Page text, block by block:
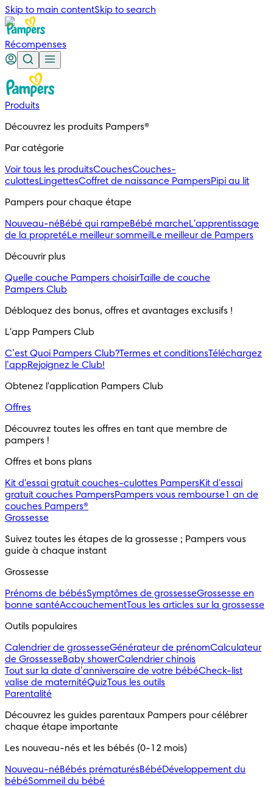
Skip to main contentSkip to search
Récompenses
Produits
Découvrez les produits Pampers®
Par catégorie
Voir tous les produitsCouchesCouches-
culottesLingettesCoffret de naissance PampersPipi au lit
Pampers pour chaque étape
Nouveau-néBébé qui rampeBébé marcheL'apprentissage
de la propretéLe meilleur sommeil Le meilleur de Pampers
Découvrir plus
Quelle couche Pampers choisirTaille de couche
Pampers Club
Débloquez des bonus, offres et avantages exclusifs !
L'app Pampers Club
C’est Quoi Pampers Club?Termes et conditionsTéléchargez
l’appRejoignez le Club!
Obtenez l'application Pampers Club
Offres
Découvrez toutes les offres en tant que membre de
pampers !
Offres et bons plans
Kit d'essai gratuit couches-culottes PampersKit d'essai
gratuit couches PampersPampers vous rembourse1 an de
couches Pampers®
Grossesse
Suivez toutes les étapes de la grossesse ; Pampers vous
guide à chaque instant
Grossesse
Prénoms de bébésSymptômes de grossesseGrossesse en
bonne santéAccouchementTous les articles sur la grossesse
Outils populaires
Calendrier de grossesseGénérateur de prénomCalculateur
de GrossesseBaby showerCalendrier chinois
Tout sur la date d’anniversaire de votre bébéCheck-list
valise de maternitéQuizTous les outils
Parentalité
Découvrez les guides parentaux Pampers pour célébrer
chaque étape importante
Les nouveau-nés et les bébés (0-12 mois)
Nouveau-néBébés prématurésBébéDéveloppement du
bébéSommeil du bébé